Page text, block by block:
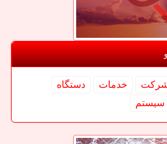
خدمات
دستگاه
سیستم